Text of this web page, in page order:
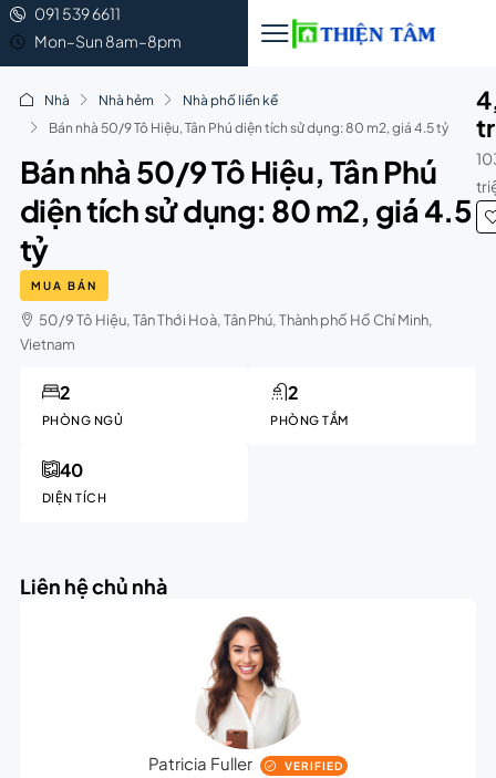
091 539 6611
Mon–Sun 8am–8pm
Nhà Nhà hẻm
Nhà phố liền kề
Bán nhà 50/9 Tô Hiệu, Tân Phú diện tích sử dụng: 80 m2, giá 4.5 tỷ
Bán nhà 50/9 Tô Hiệu, Tân Phú
diện tích sử dụng: 80 m2, giá 4.5
tỷ
MUA BÁN
50/9 Tô Hiệu, Tân Thới Hoà, Tân Phú, Thành phố Hồ Chí Minh,
Vietnam
PHÒNG NGỦ
2
PHÒNG TẮM
2
DIỆN TÍCH
40
Liên hệ chủ nhà
Patricia Fuller VERIFIED